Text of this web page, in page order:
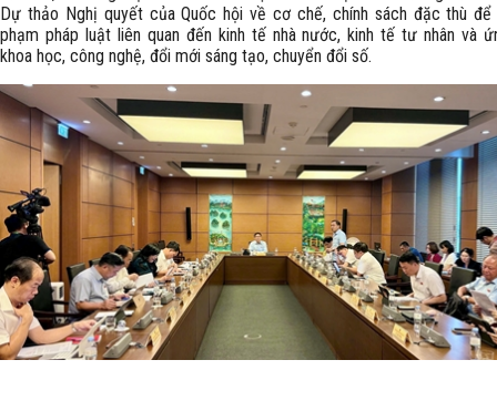
Dự thảo Nghị quyết của Quốc hội về cơ chế, chính sách đặc thù
phạm pháp luật liên quan đến kinh tế nhà nước, kinh tế tư nhân và
khoa học, công nghệ, đổi mới sáng tạo, chuyển đổi số.